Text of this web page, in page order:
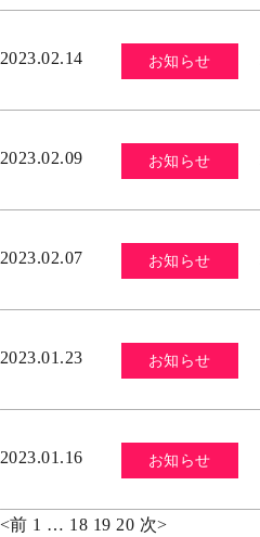
2023.02.14 お知らせ
2023.02.09 お知らせ
2023.02.07 お知らせ
2023.01.23 お知らせ
2023.01.16 お知らせ
投
<前 1 … 18 19 20 次>